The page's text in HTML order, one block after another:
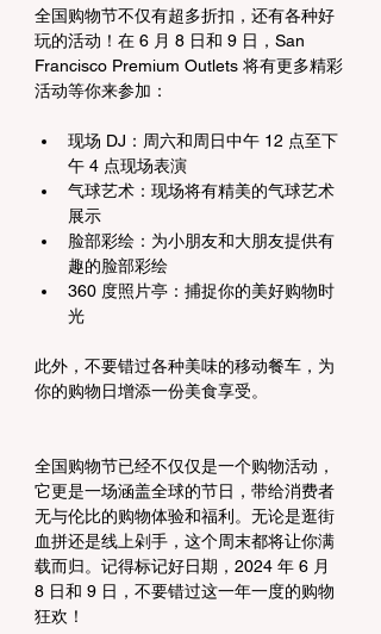
全国购物节不仅有超多折扣，还有各种好
玩的活动！在 6 月 8 日和 9 日，San
Francisco Premium Outlets 将有更多精彩
活动等你来参加：
现场 DJ：周六和周日中午 12 点至下
午 4 点现场表演
气球艺术：现场将有精美的气球艺术
展示
脸部彩绘：为小朋友和大朋友提供有
趣的脸部彩绘
360 度照片亭：捕捉你的美好购物时
光
此外，不要错过各种美味的移动餐车，为
你的购物日增添一份美食享受。
全国购物节已经不仅仅是一个购物活动，
它更是一场涵盖全球的节日，带给消费者
无与伦比的购物体验和福利。无论是逛街
血拼还是线上剁手，这个周末都将让你满
载而归。记得标记好日期，2024 年 6 月
8 日和 9 日，不要错过这一年一度的购物
狂欢！